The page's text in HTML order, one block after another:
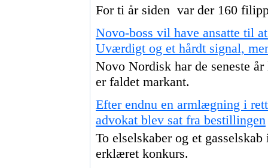
For ti år siden var der 160
Novo-boss vil have ansatte til
Uværdigt og et hårdt signal,
Novo Nordisk har de seneste
er faldet markant.
Efter endnu en armlægning i
advokat blev sat fra bestillingen
To elselskaber og et
erklæret konkurs.